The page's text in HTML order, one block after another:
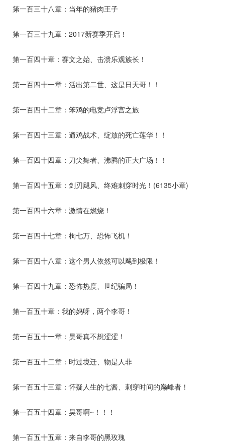
第一百三十八章：当年的猪肉王子
第一百三十九章：2017新赛季开启！
第一百四十章：赛文之始、击溃乐观族长！
第一百四十一章：活出第二世、这是日天哥！！
第一百四十二章：笨鸡的电竞卢浮宫之旅
第一百四十三章：遛鸡战术、绽放的死亡莲华！！
第一百四十四章：刀尖舞者、沸腾的正大广场！！
第一百四十五章：剑刃飓风、终难刺穿时光！(6135小章)
第一百四十六章：激情在燃烧！
第一百四十七章：枸七万、恐怖飞机！
第一百四十八章：这个男人依然可以飚到极限！
第一百四十九章：恐怖热度、世纪骗局！
第一百五十章：我的妈呀，两个李哥！
第一百五十一章：昊哥真不想涩涩！
第一百五十二章：时过境迁、物是人非
第一百五十三章：怀疑人生的七酱、刺穿时间的巅峰者！
第一百五十四章：昊哥啊~！！！
第一百五十五章：来自李哥的黑玫瑰